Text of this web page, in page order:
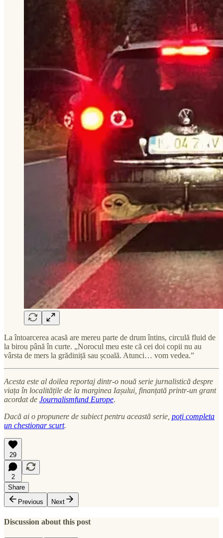
La întoarcerea acasă are mereu parte de drum întins, circulă fluid de
la birou până în curte. „Norocul meu este că cei doi copii nu au
vârsta de mers la grădiniță sau școală. Atunci… vom vedea.”
Acesta este al doilea reportaj dintr-o nouă serie jurnalistică despre
viața în localitățile de la marginea Iașului, finanțată printr-un grant
acordat de Journalismfund Europe.
Dacă ai o propunere de subiect pentru această serie, poți completa
un chestionar scurt.
29
2
Share
Previous
Next
Discussion about this post